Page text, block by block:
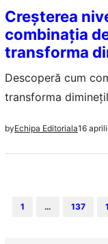
Creșterea
combinația
transforma
Descoperă cum
transforma
byEchipa Editoriala16
1
… 137